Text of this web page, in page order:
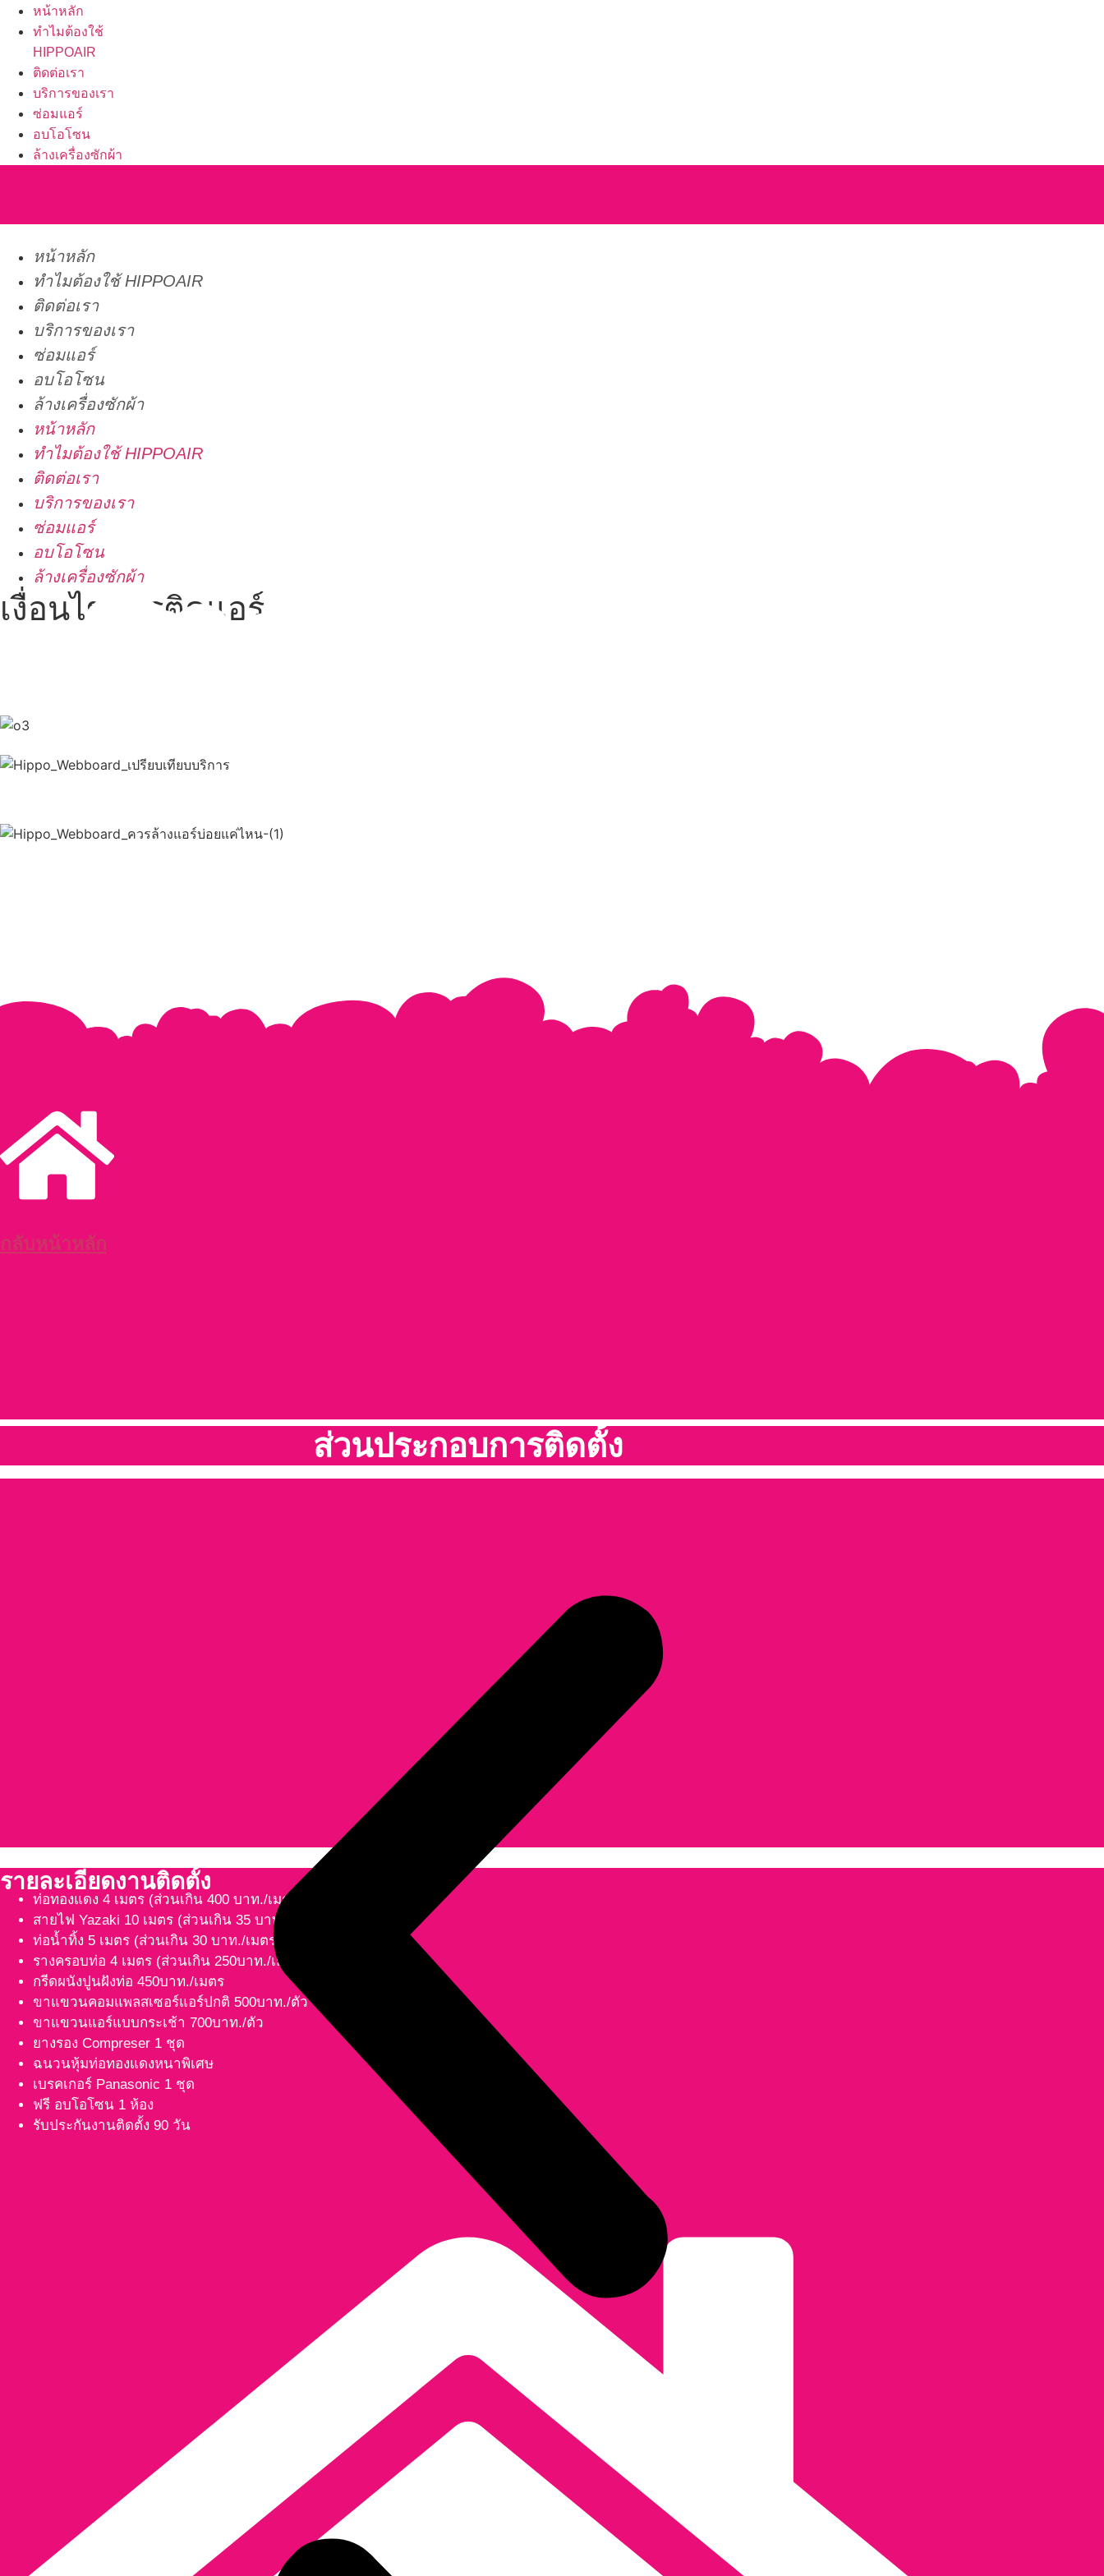
หน้าหลัก
ทำไมต้องใช้
HIPPOAIR
ติดต่อเรา
บริการของเรา
ซ่อมแอร์
อบโอโซน
ล้างเครื่องซักผ้า
หน้าหลัก
ทำไมต้องใช้ HIPPOAIR
ติดต่อเรา
บริการของเรา
ซ่อมแอร์
อบโอโซน
ล้างเครื่องซักผ้า
หน้าหลัก
ทำไมต้องใช้ HIPPOAIR
ติดต่อเรา
บริการของเรา
ซ่อมแอร์
อบโอโซน
ล้างเครื่องซักผ้า
เงื่อนไขการติดแอร์
กลับหน้าหลัก
ส่วนประกอบการติดตั้ง
รายละเอียดงานติดตั้ง
ท่อทองแดง 4 เมตร (ส่วนเกิน 400 บาท./เมตร)
สายไฟ Yazaki 10 เมตร (ส่วนเกิน 35 บาท./เมตร)
ท่อน้ำทิ้ง 5 เมตร (ส่วนเกิน 30 บาท./เมตร)
รางครอบท่อ 4 เมตร (ส่วนเกิน 250บาท./เมตร)
กรีดผนังปูนฝังท่อ 450บาท./เมตร
ขาแขวนคอมแพลสเซอร์แอร์ปกติ 500บาท./ตัว
ขาแขวนแอร์แบบกระเช้า 700บาท./ตัว
ยางรอง Compreser 1 ชุด
ฉนวนหุ้มท่อทองแดงหนาพิเศษ
เบรคเกอร์ Panasonic 1 ชุด
ฟรี อบโอโซน 1 ห้อง
รับประกันงานติดตั้ง 90 วัน